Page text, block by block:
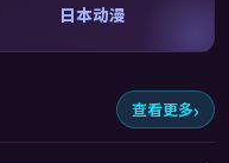
日本动漫
查看更多